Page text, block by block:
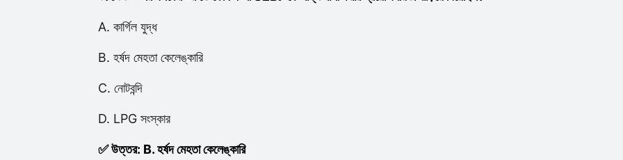
A. কার্গিল যুদ্ধ
B. হর্ষদ মেহতা কেলেঙ্কারি
C. নোটবন্দি
D. LPG সংস্কার
✅ উত্তর: B. হর্ষদ মেহতা কেলেঙ্কারি